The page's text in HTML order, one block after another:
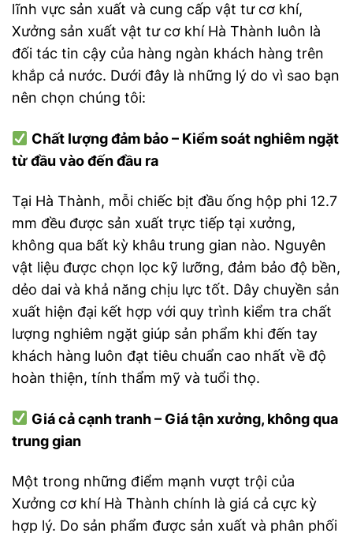
lĩnh vực sản xuất và cung cấp vật tư cơ khí,
Xưởng sản xuất vật tư cơ khí Hà Thành luôn là
đối tác tin cậy của hàng ngàn khách hàng trên
khắp cả nước. Dưới đây là những lý do vì sao bạn
nên chọn chúng tôi:
Chất lượng đảm bảo – Kiểm soát nghiêm ngặt
từ đầu vào đến đầu ra
Tại Hà Thành, mỗi chiếc bịt đầu ống hộp phi 12.7
mm đều được sản xuất trực tiếp tại xưởng,
không qua bất kỳ khâu trung gian nào. Nguyên
vật liệu được chọn lọc kỹ lưỡng, đảm bảo độ bền,
dẻo dai và khả năng chịu lực tốt. Dây chuyền sản
xuất hiện đại kết hợp với quy trình kiểm tra chất
lượng nghiêm ngặt giúp sản phẩm khi đến tay
khách hàng luôn đạt tiêu chuẩn cao nhất về độ
hoàn thiện, tính thẩm mỹ và tuổi thọ.
Giá cả cạnh tranh – Giá tận xưởng, không qua
trung gian
Một trong những điểm mạnh vượt trội của
Xưởng cơ khí Hà Thành chính là giá cả cực kỳ
hợp lý. Do sản phẩm được sản xuất và phân phối